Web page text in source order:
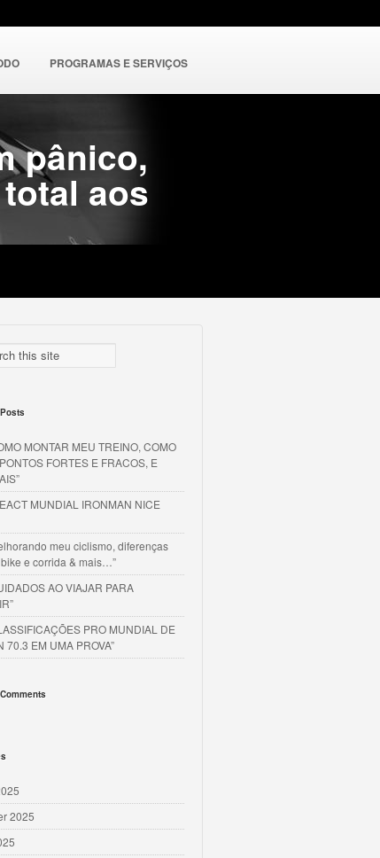
PROGRAMAS E SERVIÇOS
pânico,
aos
MONTAR MEU TREINO, COMO
FORTES E FRACOS, E
MUNDIAL IRONMAN NICE
meu ciclismo, diferenças
e corrida & mais…”
AO VIAJAR PARA
PRO MUNDIAL DE
70.3 EM UMA PROVA”
2025